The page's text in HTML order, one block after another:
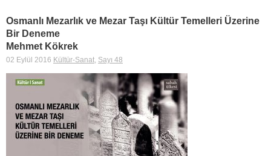
Osmanlı Mezarlık ve Mezar Taşı Kültür Temelleri Üzerine
Bir Deneme
Mehmet Kökrek
02 Eylül 2016 Kültür-Sanat, Sayı 48